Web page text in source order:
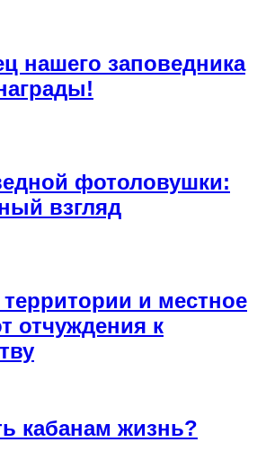
нашего заповедника
фотоловушки:
взгляд
и местное
отчуждения к
кабанам жизнь?